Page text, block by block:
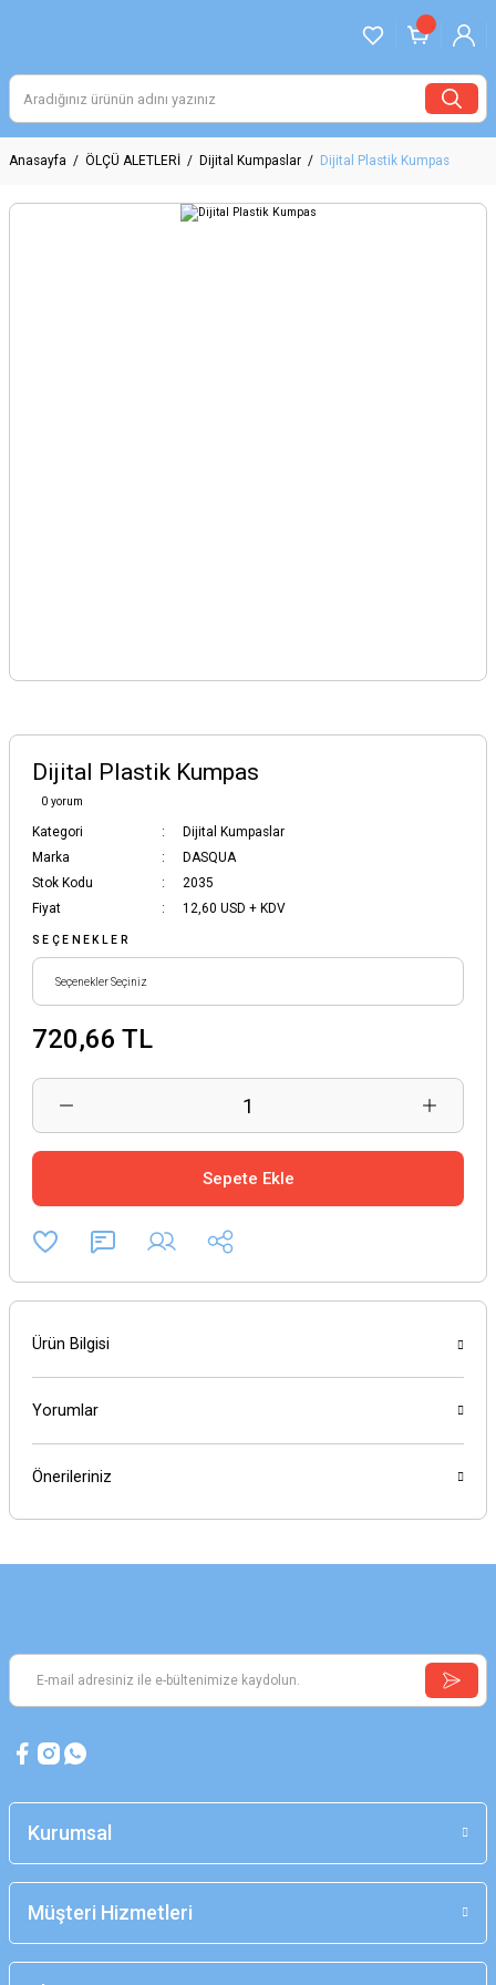
Anasayfa ÖLÇÜ ALETLERİ Dijital Kumpaslar Dijital Plastik Kumpas
Dijital Plastik Kumpas
0 yorum
Kategori
Dijital Kumpaslar
Marka
DASQUA
Stok Kodu
2035
Fiyat
12,60 USD + KDV
SEÇENEKLER
720,66 TL
Sepete Ekle
Ürün Bilgisi
Yorumlar
Önerileriniz
Kurumsal
Müşteri Hizmetleri